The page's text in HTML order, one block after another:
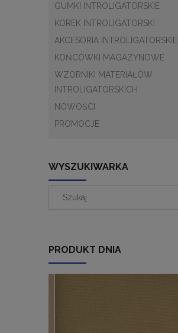
GUMKI INTROLIGATORSKIE
KOREK INTROLIGATORSKI
AKCESORIA INTROLIGATORSKIE
KOŃCÓWKI MAGAZYNOWE
WZORNIKI MATERIAŁÓW
INTROLIGATORSKICH
NOWOŚCI
PROMOCJE
WYSZUKIWARKA
PRODUKT DNIA